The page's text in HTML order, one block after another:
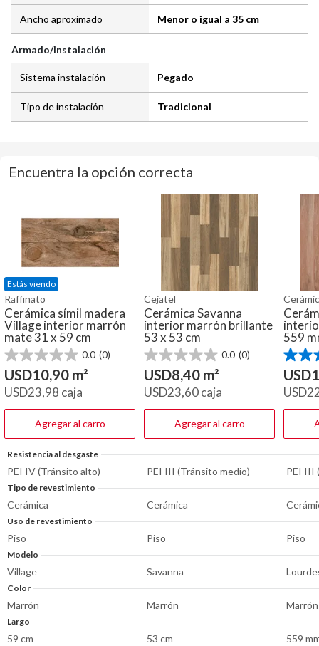
Ancho aproximado Menor o igual a 35 cm
Armado/Instalación
Sistema instalación Pegado
Tipo de instalación Tradicional
Encuentra la opción correcta
Estás viendo
Raffinato
Cerámica símil madera
Village interior marrón
mate 31 x 59 cm
0.0 (0)
0.0
de
5
estrellas.
USD10,90 m²
USD23,98 caja
Agregar al carro
Cejatel
Cerámica Savanna
interior marrón brillante
53 x 53 cm
0.0 (0)
0.0
de
5
estrellas.
USD8,40 m²
USD23,60caja
Agregar al carro
559
4.6
de
5
51
USD
USD
Resistencia al desgaste
PEI IV (Tránsito alto) PEI III (Tránsito medio) PEI III
Tipo de revestimiento
Cerámica Cerámica
Uso de revestimiento
Piso Piso Piso
Modelo
Village Savanna
Color
Marrón Marrón Marrón
Largo
59 cm 53 cm 559